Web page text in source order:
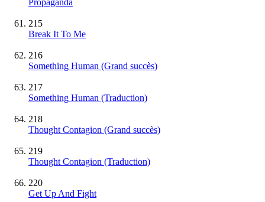
215
Break It To Me
216
Something Human (Grand succès)
217
Something Human (Traduction)
218
Thought Contagion (Grand succès)
219
Thought Contagion (Traduction)
220
Get Up And Fight